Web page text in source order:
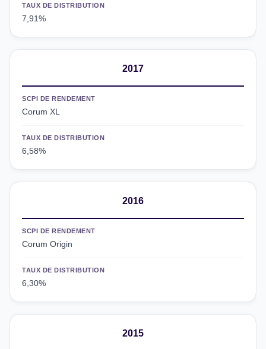
TAUX DE DISTRIBUTION
7,91%
2017
SCPI DE RENDEMENT
Corum XL
TAUX DE DISTRIBUTION
6,58%
2016
SCPI DE RENDEMENT
Corum Origin
TAUX DE DISTRIBUTION
6,30%
2015